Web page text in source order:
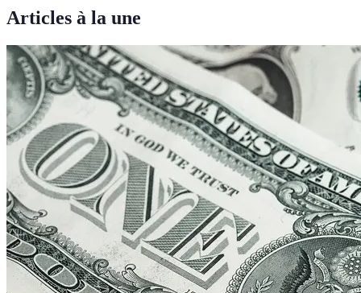
Articles à la une